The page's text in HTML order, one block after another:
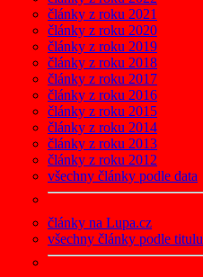
články z roku 2021
články z roku 2020
články z roku 2019
články z roku 2018
články z roku 2017
články z roku 2016
články z roku 2015
články z roku 2014
články z roku 2013
články z roku 2012
všechny články podle data
články na Lupa.cz
všechny články podle titulu